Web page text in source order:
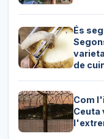
És
de
Com
Ceuta